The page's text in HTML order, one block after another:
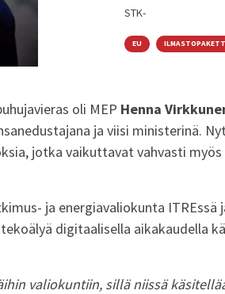
STK-
EU
oli MEP Henna
ja viisi ministerinä.
jotka vaikuttavat vahvasti
ja energiavaliokunta ITREssä
digitaalisella aikakaudella
valiokuntiin, sillä niissä